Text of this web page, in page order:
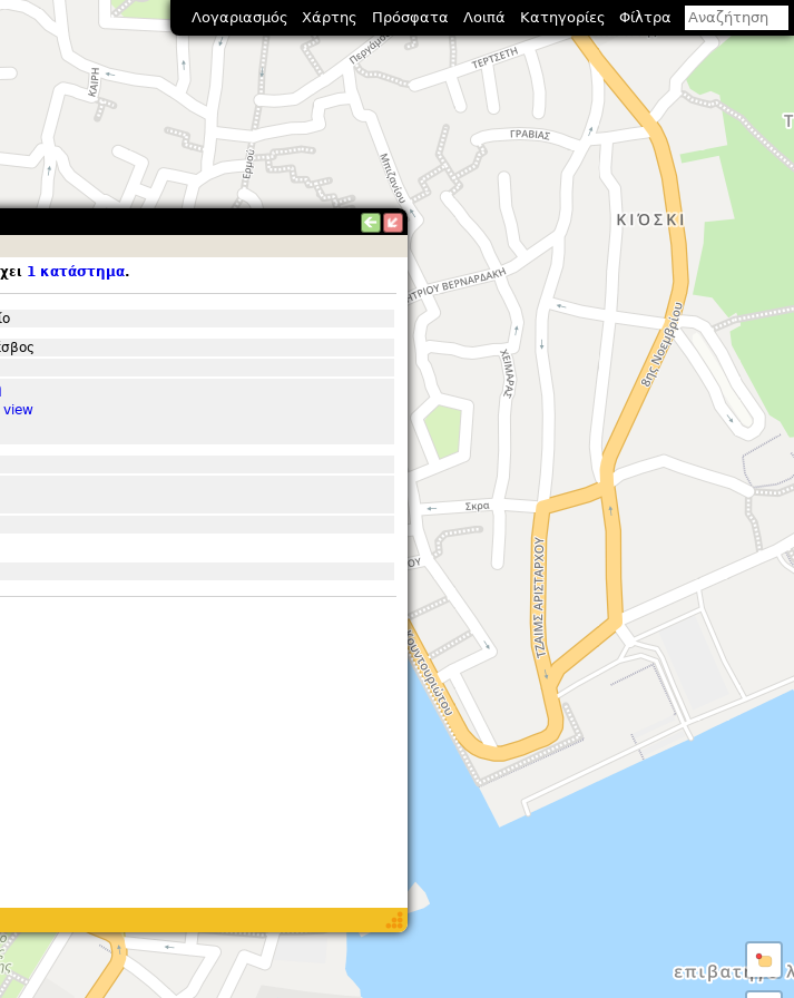
1 κατάστημα.
view
Λογαριασμός Χάρτης Πρόσφατα Λοιπά Κατηγορίες Φίλτρα